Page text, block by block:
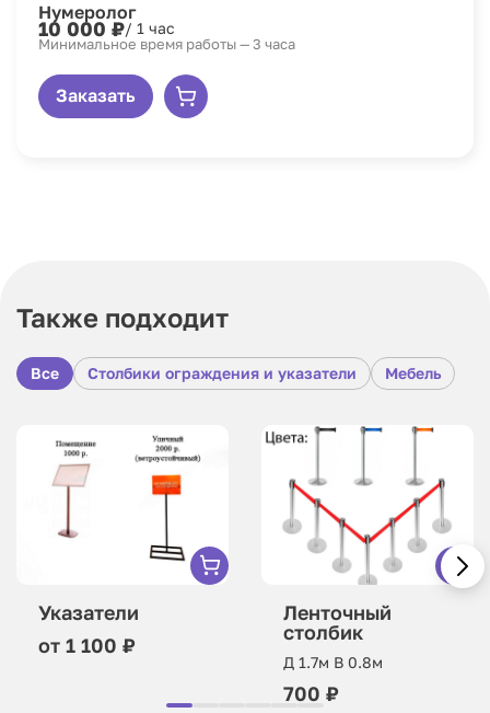
Нумеролог
10 000 ₽/ 1 час
Минимальное время работы — 3 часа
Заказать
Также подходит
Все Столбики ограждения и указатели Мебель
Указатели
от 1 100 ₽
Ленточный
столбик
Д 1.7м В 0.8м
700 ₽